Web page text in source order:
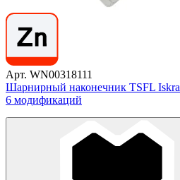
Арт. WN00318111
Шарнирный наконечник TSFL Iskra
6 модификаций